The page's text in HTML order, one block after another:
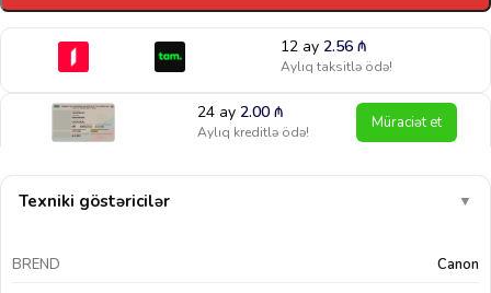
12 ay 2.56 ₼
Aylıq taksitlə ödə!
24 ay2.00₼
Aylıq kreditlə ödə! Müraciət et
Texniki göstəricilər ▼
BREND Canon